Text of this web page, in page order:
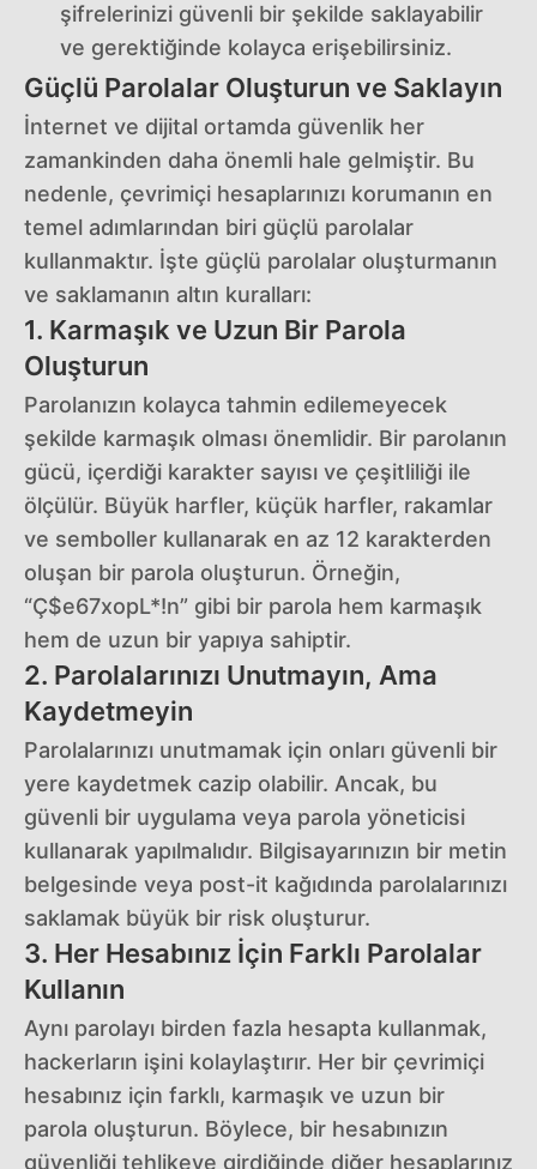
şifrelerinizi güvenli bir şekilde saklayabilir
ve gerektiğinde kolayca erişebilirsiniz.
Güçlü Parolalar Oluşturun ve Saklayın
İnternet ve dijital ortamda güvenlik her
zamankinden daha önemli hale gelmiştir. Bu
nedenle, çevrimiçi hesaplarınızı korumanın en
temel adımlarından biri güçlü parolalar
kullanmaktır. İşte güçlü parolalar oluşturmanın
ve saklamanın altın kuralları:
1. Karmaşık ve Uzun Bir Parola
Oluşturun
Parolanızın kolayca tahmin edilemeyecek
şekilde karmaşık olması önemlidir. Bir parolanın
gücü, içerdiği karakter sayısı ve çeşitliliği ile
ölçülür. Büyük harfler, küçük harfler, rakamlar
ve semboller kullanarak en az 12 karakterden
oluşan bir parola oluşturun. Örneğin,
“Ç$e67xopL*!n” gibi bir parola hem karmaşık
hem de uzun bir yapıya sahiptir.
2. Parolalarınızı Unutmayın, Ama
Kaydetmeyin
Parolalarınızı unutmamak için onları güvenli bir
yere kaydetmek cazip olabilir. Ancak, bu
güvenli bir uygulama veya parola yöneticisi
kullanarak yapılmalıdır. Bilgisayarınızın bir metin
belgesinde veya post-it kağıdında parolalarınızı
saklamak büyük bir risk oluşturur.
3. Her Hesabınız İçin Farklı Parolalar
Kullanın
Aynı parolayı birden fazla hesapta kullanmak,
hackerların işini kolaylaştırır. Her bir çevrimiçi
hesabınız için farklı, karmaşık ve uzun bir
parola oluşturun. Böylece, bir hesabınızın
güvenliği tehlikeye girdiğinde diğer hesaplarınız